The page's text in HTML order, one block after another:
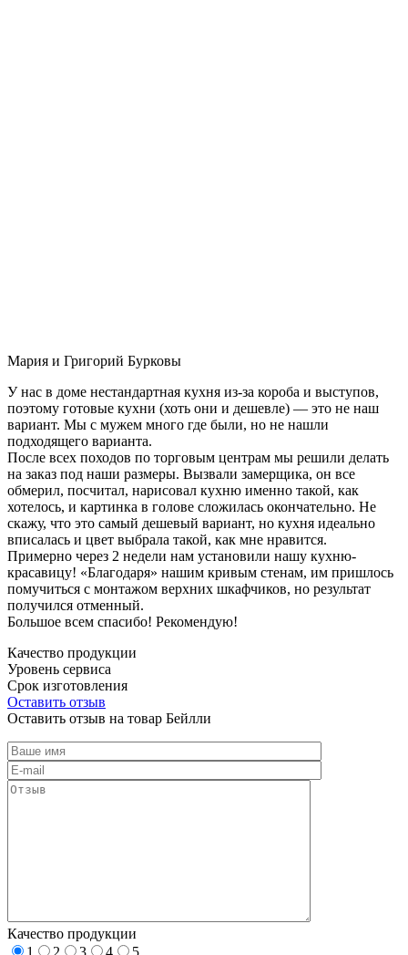
Мария и Григорий Бурковы
У нас в доме нестандартная кухня из-за короба и выступов,
поэтому готовые кухни (хоть они и дешевле) — это не наш
вариант. Мы с мужем много где были, но не нашли
подходящего варианта.
После всех походов по торговым центрам мы решили делать
на заказ под наши размеры. Вызвали замерщика, он все
обмерил, посчитал, нарисовал кухню именно такой, как
хотелось, и картинка в голове сложилась окончательно. Не
скажу, что это самый дешевый вариант, но кухня идеально
вписалась и цвет выбрала такой, как мне нравится.
Примерно через 2 недели нам установили нашу кухню-
красавицу! «Благодаря» нашим кривым стенам, им пришлось
помучиться с монтажом верхних шкафчиков, но результат
получился отменный.
Большое всем спасибо! Рекомендую!
Качество продукции
Уровень сервиса
Срок изготовления
Оставить отзыв
Оставить отзыв на товар Бейлли
Качество продукции
1
2 3 4
5